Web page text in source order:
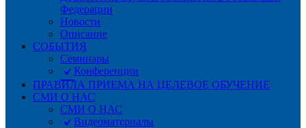
Федерации
Новости
Описание
СОБЫТИЯ
Семинары
Конференции
ПРАВИЛА ПРИЕМА НА ЦЕЛЕВОЕ ОБУЧЕНИЕ
СМИ О НАС
СМИ О НАС
Видеоматериалы